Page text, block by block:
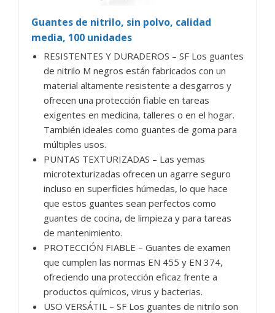
Guantes de nitrilo, sin polvo, calidad
media, 100 unidades
RESISTENTES Y DURADEROS – SF Los guantes
de nitrilo M negros están fabricados con un
material altamente resistente a desgarros y
ofrecen una protección fiable en tareas
exigentes en medicina, talleres o en el hogar.
También ideales como guantes de goma para
múltiples usos.
PUNTAS TEXTURIZADAS – Las yemas
microtexturizadas ofrecen un agarre seguro
incluso en superficies húmedas, lo que hace
que estos guantes sean perfectos como
guantes de cocina, de limpieza y para tareas
de mantenimiento.
PROTECCIÓN FIABLE – Guantes de examen
que cumplen las normas EN 455 y EN 374,
ofreciendo una protección eficaz frente a
productos químicos, virus y bacterias.
USO VERSÁTIL – SF Los guantes de nitrilo son